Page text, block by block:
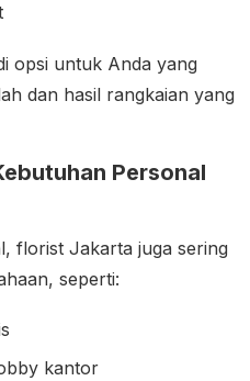
opsi untuk Anda yang
dan hasil rangkaian yang
Personal
florist Jakarta juga sering
seperti:
kantor